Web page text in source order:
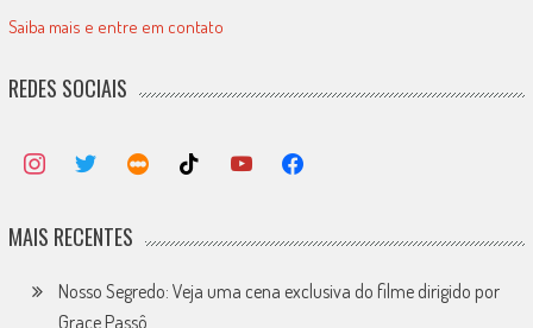
Saiba mais e entre em contato
REDES SOCIAIS
MAIS RECENTES
Nosso Segredo: Veja uma cena exclusiva do filme dirigido por
Grace Passô